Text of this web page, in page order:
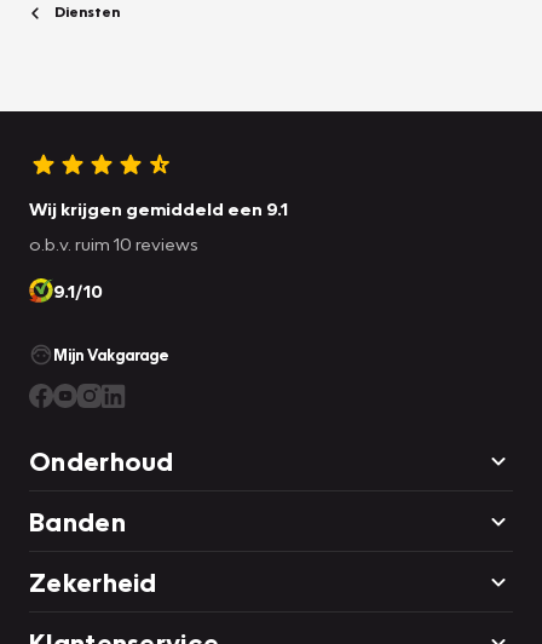
Diensten
Wij krijgen gemiddeld een 9.1
o.b.v. ruim 10 reviews
9.1/10
Mijn Vakgarage
Onderhoud
Banden
Zekerheid